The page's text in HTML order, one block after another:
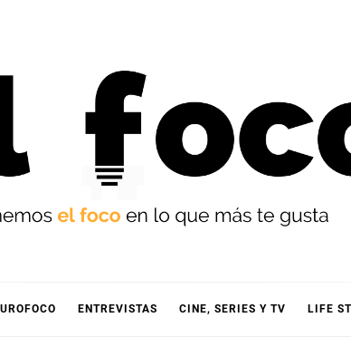
ENTREVISTAS CINE, SERIES Y TV LIFE